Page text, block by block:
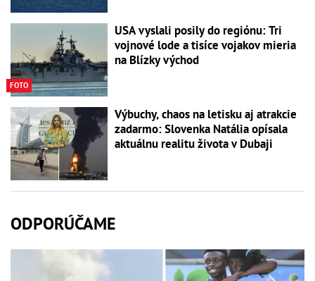
FOTO
USA vyslali posily do regiónu: Tri
vojnové lode a tisíce vojakov mieria
na Blízky východ
Výbuchy, chaos na letisku aj atrakcie
zadarmo: Slovenka Natália opísala
aktuálnu realitu života v Dubaji
ODPORÚČAME